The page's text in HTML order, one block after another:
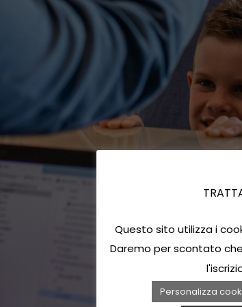
Questo sito utilizza i
Daremo per scontato
Personalizza